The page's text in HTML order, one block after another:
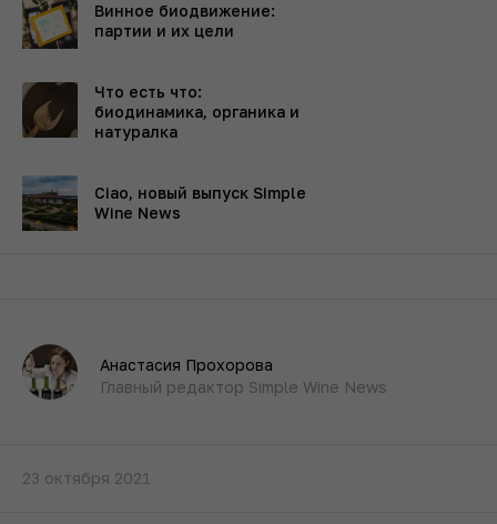
Винное биодвижение:
партии и их цели
Что есть что:
биодинамика, органика и
натуралка
Ciao, новый выпуск Simple
Wine News
Анастасия Прохорова
Главный редактор Simple Wine News
23 октября 2021